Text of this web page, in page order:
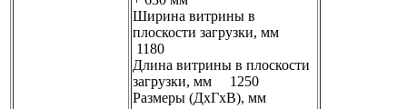
Ширина витрины в
плоскости загрузки, мм
1180
Длина витрины в плоскости
загрузки, мм 1250
Размеры (ДхГхВ), мм